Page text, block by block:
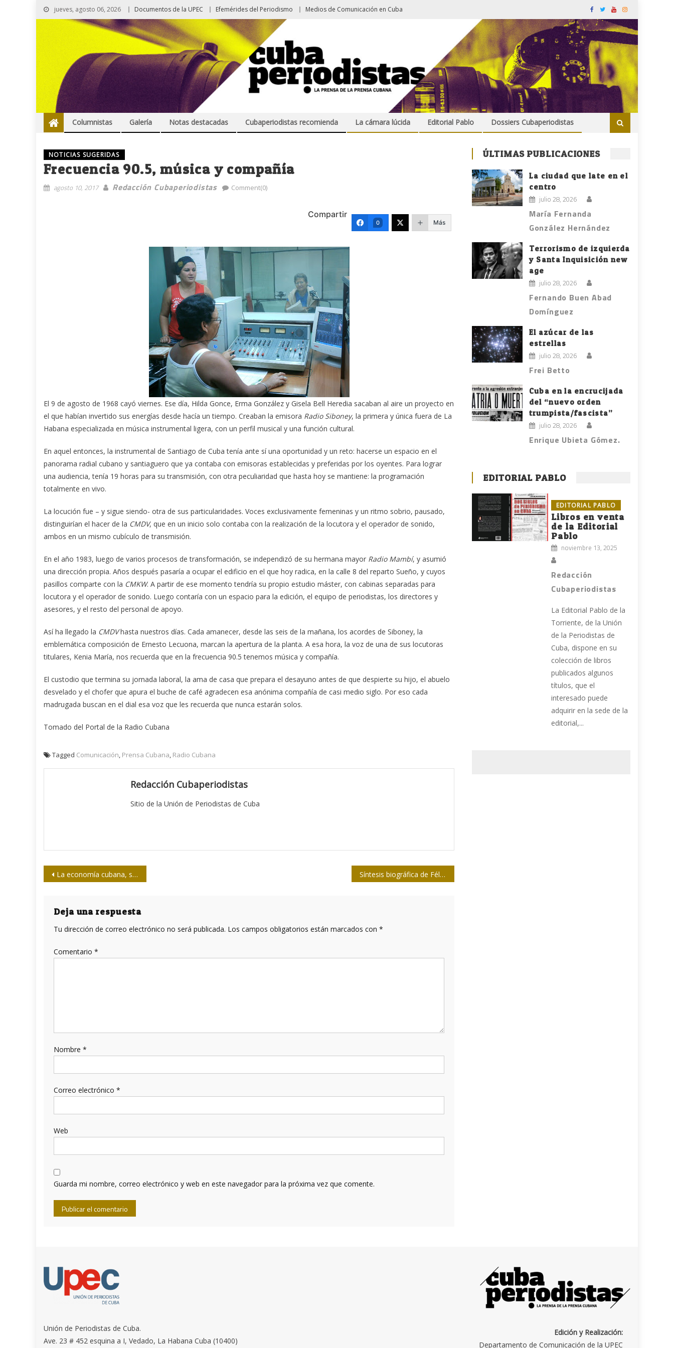
jueves, agosto 06, 2026 Documentos de la UPEC Efemérides del Periodismo Medios de Comunicación en Cuba
Columnistas Galería Notas destacadas Cubaperiodistas recomienda La cámara lúcida Editorial Pablo Dossiers Cubaperiodistas
NOTICIAS SUGERIDAS
Frecuencia 90.5, música y compañía
agosto 10, 2017 Redacción Cubaperiodistas Comment(0)
Compartir
0 Más
El 9 de agosto de 1968 cayó viernes. Ese día, Hilda Gonce, Erma González y Gisela Bell Heredia sacaban al aire un proyecto en
el que habían invertido sus energías desde hacía un tiempo. Creaban la emisora Radio Siboney, la primera y única fuera de La
Habana especializada en música instrumental ligera, con un perfil musical y una función cultural.
En aquel entonces, la instrumental de Santiago de Cuba tenía ante sí una oportunidad y un reto: hacerse un espacio en el
panorama radial cubano y santiaguero que ya contaba con emisoras establecidas y preferidas por los oyentes. Para lograr
una audiencia, tenía 19 horas para su transmisión, con otra peculiaridad que hasta hoy se mantiene: la programación
totalmente en vivo.
La locución fue – y sigue siendo- otra de sus particularidades. Voces exclusivamente femeninas y un ritmo sobrio, pausado,
distinguirían el hacer de la CMDV, que en un inicio solo contaba con la realización de la locutora y el operador de sonido,
ambos en un mismo cubículo de transmisión.
En el año 1983, luego de varios procesos de transformación, se independizó de su hermana mayor Radio Mambí, y asumió
una dirección propia. Años después pasaría a ocupar el edificio en el que hoy radica, en la calle 8 del reparto Sueño, y cuyos
pasillos comparte con la CMKW. A partir de ese momento tendría su propio estudio máster, con cabinas separadas para
locutora y el operador de sonido. Luego contaría con un espacio para la edición, el equipo de periodistas, los directores y
asesores, y el resto del personal de apoyo.
Así ha llegado la CMDVhasta nuestros días. Cada amanecer, desde las seis de la mañana, los acordes de Siboney, la
emblemática composición de Ernesto Lecuona, marcan la apertura de la planta. A esa hora, la voz de una de sus locutoras
titulares, Kenia María, nos recuerda que en la frecuencia 90.5 tenemos música y compañía.
El custodio que termina su jornada laboral, la ama de casa que prepara el desayuno antes de que despierte su hijo, el abuelo
desvelado y el chofer que apura el buche de café agradecen esa anónima compañía de casi medio siglo. Por eso cada
madrugada buscan en el dial esa voz que les recuerda que nunca estarán solos.
Tomado del Portal de la Radio Cubana
Tagged Comunicación, Prensa Cubana, Radio Cubana
Redacción Cubaperiodistas
Sitio de la Unión de Periodistas de Cuba
Navegación
entradas
La economía cubana, según el Che: una entrevista poco conocida Síntesis biográfica de Félix Elmusa en libro de Luis Hernández Serrano
Deja una respuesta
Tu dirección de correo electrónico no será publicada. Los campos obligatorios están marcados con *
Comentario *
Nombre *
Correo electrónico *
Web
Guarda mi nombre, correo electrónico y web en este navegador para la próxima vez que comente.
ÚLTIMAS PUBLICACIONES
La ciudad que late en el
centro
julio 28, 2026
María Fernanda
González Hernández
Terrorismo de izquierda
y Santa Inquisición new
age
julio 28, 2026
Fernando Buen Abad
Domínguez
El azúcar de las
estrellas
julio 28, 2026
Frei Betto
Cuba en la encrucijada
del “nuevo orden
trumpista/fascista”
julio 28, 2026
Enrique Ubieta Gómez.
EDITORIAL PABLO
EDITORIAL PABLO
Libros en venta
de la Editorial
Pablo
noviembre 13, 2025
Redacción
Cubaperiodistas
La Editorial Pablo de la
Torriente, de la Unión
de la Periodistas de
Cuba, dispone en su
colección de libros
publicados algunos
títulos, que el
interesado puede
adquirir en la sede de la
editorial,...
Unión de Periodistas de Cuba.
Ave. 23 # 452 esquina a I, Vedado, La Habana Cuba (10400)
Edición y Realización:
Departamento de Comunicación de la UPEC